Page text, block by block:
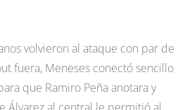
volvieron al ataque con par de
fuera, Meneses conectó sencillo
que Ramiro Peña anotara y